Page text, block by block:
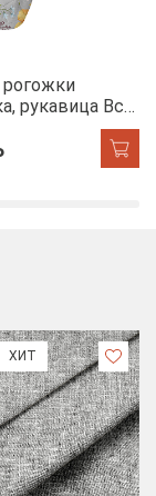
рогожки
рукавица Все
DOMA 60359-
ХИТ